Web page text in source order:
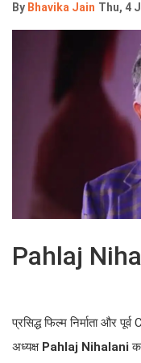
By Bhavika Jain Thu, 4
Pahlaj
प्रसिद्ध फिल्म निर्माता और
अध्यक्ष Pahlaj Nihalani